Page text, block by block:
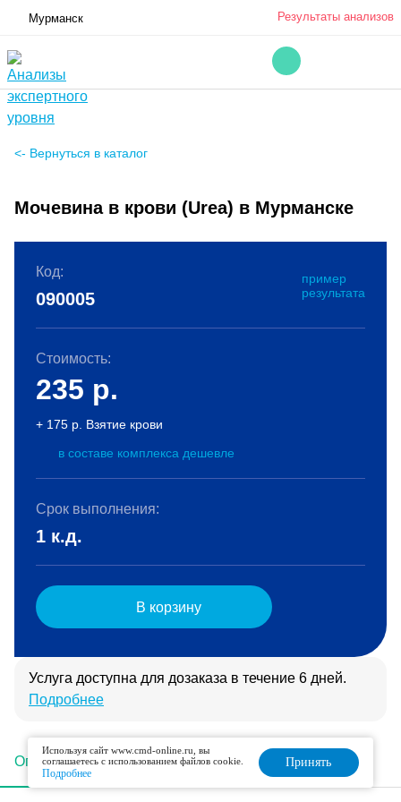
Мурманск Результаты анализов
<- Вернуться в каталог
Мочевина в крови (Urea) в Мурманске
Описание Подготовка Интерпретация
Код:
пример
результата
090005
Стоимость:
235 р.
+ 175 р. Взятие крови
в составе комплекса дешевле
Срок выполнения:
1 к.д.
В корзину
Услуга доступна для дозаказа в течение 6 дней.
Подробнее
Используя сайт www.cmd-online.ru, вы
соглашаетесь с использованием файлов cookie.
Подробнее
Принять